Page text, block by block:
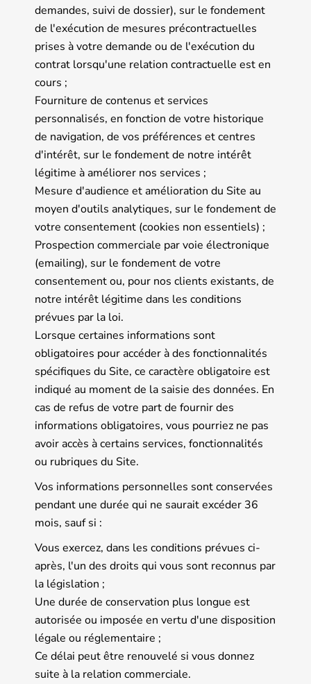
demandes, suivi de dossier), sur le fondement
de l'exécution de mesures précontractuelles
prises à votre demande ou de l'exécution du
contrat lorsqu'une relation contractuelle est en
cours ;
Fourniture de contenus et services
personnalisés, en fonction de votre historique
de navigation, de vos préférences et centres
d'intérêt, sur le fondement de notre intérêt
légitime à améliorer nos services ;
Mesure d'audience et amélioration du Site au
moyen d'outils analytiques, sur le fondement de
votre consentement (cookies non essentiels) ;
Prospection commerciale par voie électronique
(emailing), sur le fondement de votre
consentement ou, pour nos clients existants, de
notre intérêt légitime dans les conditions
prévues par la loi.
Lorsque certaines informations sont
obligatoires pour accéder à des fonctionnalités
spécifiques du Site, ce caractère obligatoire est
indiqué au moment de la saisie des données. En
cas de refus de votre part de fournir des
informations obligatoires, vous pourriez ne pas
avoir accès à certains services, fonctionnalités
ou rubriques du Site.
Vos informations personnelles sont conservées
pendant une durée qui ne saurait excéder 36
mois, sauf si :
Vous exercez, dans les conditions prévues ci-
après, l'un des droits qui vous sont reconnus par
la législation ;
Une durée de conservation plus longue est
autorisée ou imposée en vertu d'une disposition
légale ou réglementaire ;
Ce délai peut être renouvelé si vous donnez
suite à la relation commerciale.